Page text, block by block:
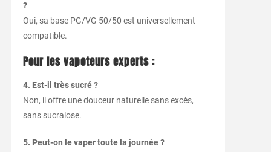
?
Oui, sa base PG/VG 50/50 est universellement
compatible.
Pour les vapoteurs experts :
4. Est-il très sucré ?
Non, il offre une douceur naturelle sans excès,
sans sucralose.
5. Peut-on le vaper toute la journée ?